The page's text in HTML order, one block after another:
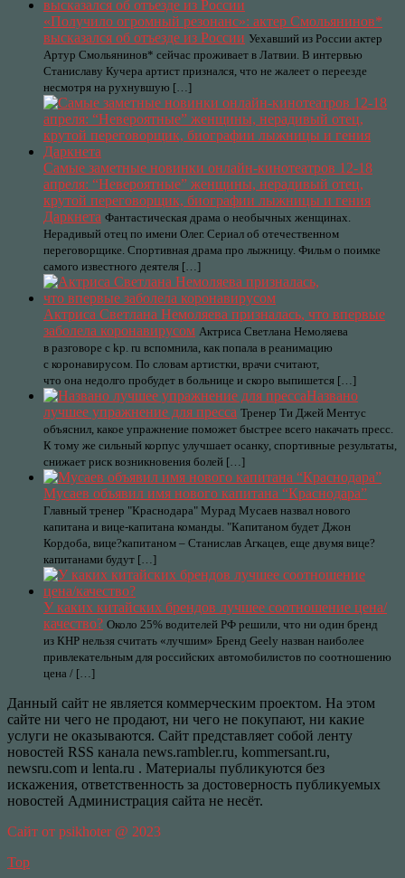
«Получило огромный резонанс»: актер Смольянинов*
высказался об отъезде из России Уехавший из России актер
Артур Смольянинов* сейчас проживает в Латвии. В интервью
Станиславу Кучера артист признался, что не жалеет о переезде
несмотря на рухнувшую […]
Самые заметные новинки онлайн-кинотеатров 12-18
апреля: “Невероятные” женщины, нерадивый отец,
крутой переговорщик, биографии лыжницы и гения
Даркнета Фантастическая драма о необычных женщинах.
Нерадивый отец по имени Олег. Сериал об отечественном
переговорщике. Спортивная драма про лыжницу. Фильм о поимке
самого известного деятеля […]
Актриса Светлана Немоляева призналась, что впервые
заболела коронавирусом Актриса Светлана Немоляева
в разговоре с kp. ru вспомнила, как попала в реанимацию
с коронавирусом. По словам артистки, врачи считают,
что она недолго пробудет в больнице и скоро выпишется […]
Названо
лучшее упражнение для пресса Тренер Ти Джей Ментус
объяснил, какое упражнение поможет быстрее всего накачать пресс.
К тому же сильный корпус улучшает осанку, спортивные результаты,
снижает риск возникновения болей […]
Мусаев объявил имя нового капитана “Краснодара”
Главный тренер "Краснодара" Мурад Мусаев назвал нового
капитана и вице-капитана команды. "Капитаном будет Джон
Кордоба, вице?капитаном – Станислав Агкацев, еще двумя вице?
капитанами будут […]
У каких китайских брендов лучшее соотношение цена/
качество? Около 25% водителей РФ решили, что ни один бренд
из КНР нельзя считать «лучшим» Бренд Geely назван наиболее
привлекательным для российских автомобилистов по соотношению
цена / […]
Данный сайт не является коммерческим проектом. На этом
сайте ни чего не продают, ни чего не покупают, ни какие
услуги не оказываются. Сайт представляет собой ленту
новостей RSS канала news.rambler.ru, kommersant.ru,
newsru.com и lenta.ru . Материалы публикуются без
искажения, ответственность за достоверность публикуемых
новостей Администрация сайта не несёт.
Сайт от psikhoter @ 2023
Top